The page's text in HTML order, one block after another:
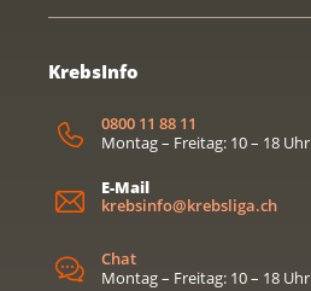
KrebsInfo
0800 11 88 11
Montag – Freitag: 10 – 18 Uhr
E-Mail
krebsinfo@krebsliga.ch
Chat
Montag – Freitag: 10 – 18 Uhr